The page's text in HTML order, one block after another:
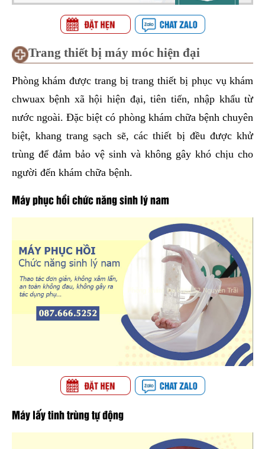
Trang thiết bị máy móc hiện đại
Phòng khám được trang bị trang thiết bị phục vụ khám
chwuax bệnh xã hội hiện đại, tiên tiến, nhập khẩu từ
nước ngoài. Đặc biệt có phòng khám chữa bệnh chuyên
biệt, khang trang sạch sẽ, các thiết bị đều được khử
trùng để đảm bảo vệ sinh và không gây khó chịu cho
người đến khám chữa bệnh.
Máy phục hồi chức năng sinh lý nam
Máy lấy tinh trùng tự động